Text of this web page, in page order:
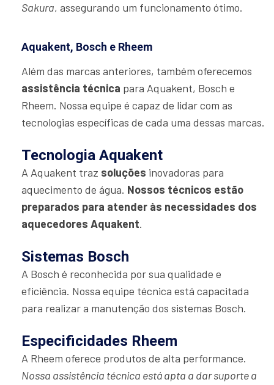
Sakura, assegurando um funcionamento ótimo.
Aquakent, Bosch e Rheem
Além das marcas anteriores, também oferecemos
assistência técnica para Aquakent, Bosch e
Rheem. Nossa equipe é capaz de lidar com as
tecnologias específicas de cada uma dessas marcas.
Tecnologia Aquakent
A Aquakent traz soluções inovadoras para
aquecimento de água. Nossos técnicos estão
preparados para atender às necessidades dos
aquecedores Aquakent.
Sistemas Bosch
A Bosch é reconhecida por sua qualidade e
eficiência. Nossa equipe técnica está capacitada
para realizar a manutenção dos sistemas Bosch.
Especificidades Rheem
A Rheem oferece produtos de alta performance.
Nossa assistência técnica está apta a dar suporte a